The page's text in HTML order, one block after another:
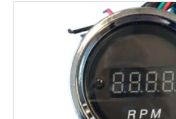
AGGIUNGI AL CARRELLO